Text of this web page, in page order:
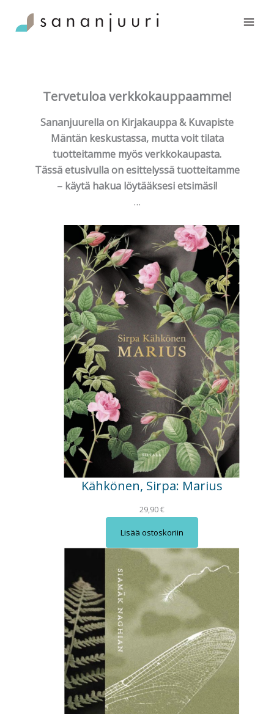
sisältöön
Tervetuloa verkkokauppaamme!
Sananjuurella on Kirjakauppa & Kuvapiste
Mäntän keskustassa, mutta voit tilata
tuotteitamme myös verkkokaupasta.
Tässä etusivulla on esittelyssä tuotteitamme
– käytä hakua löytääksesi etsimäsi!
…
Kähkönen, Sirpa: Marius
29,90€
Lisää ostoskoriin